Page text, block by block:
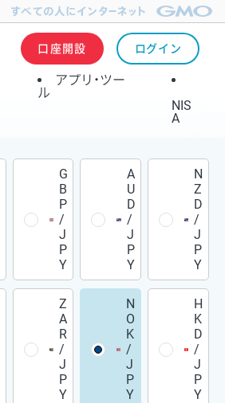
口座開設 ログイン
アプリ・ツー
ル
NIS
A
G
B
P
/
J
P
Y
A
U
D
/
J
P
Y
N
Z
D
/
J
P
Y
Z
A
R
/
J
P
Y
N
O
K
/
J
P
Y
H
K
D
/
J
P
Y